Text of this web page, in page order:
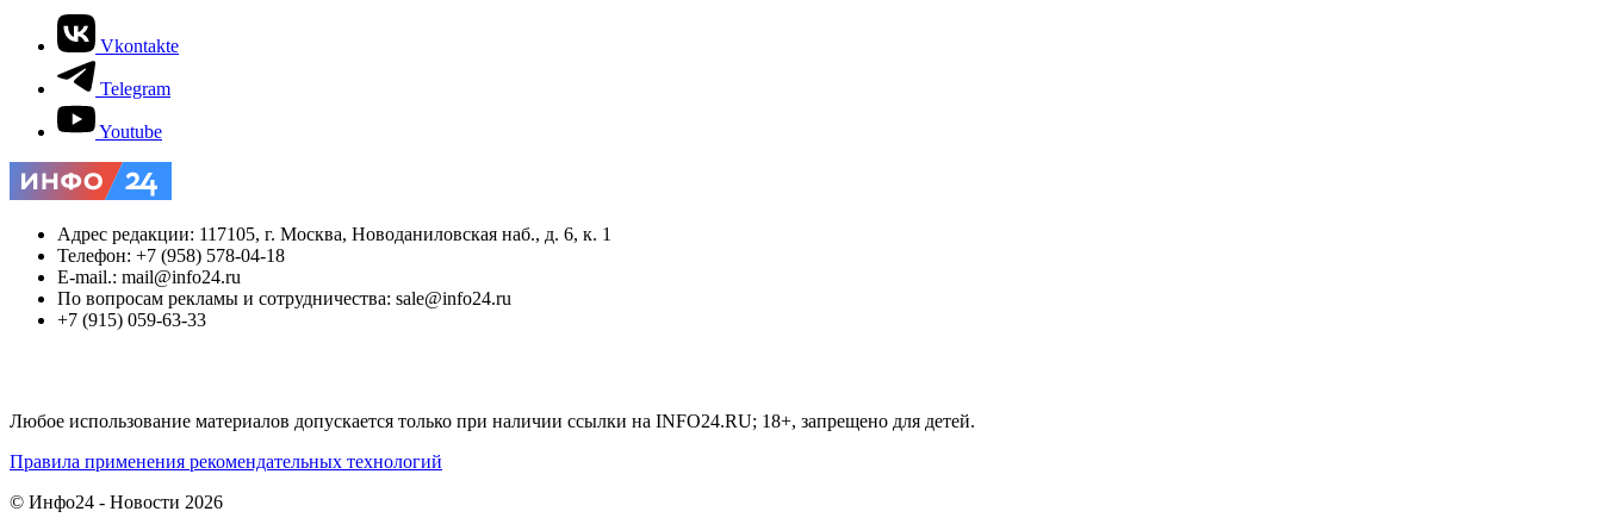
Vkontakte
Telegram
Youtube
Адрес редакции: 117105, г. Москва, Новоданиловская наб., д. 6, к. 1
Телефон: +7 (958) 578-04-18
E-mail.: mail@info24.ru
По вопросам рекламы и сотрудничества: sale@info24.ru
+7 (915) 059-63-33
Любое использование материалов допускается только при наличии ссылки на INFO24.RU; 18+, запрещено для детей.
Правила применения рекомендательных технологий
© Инфо24 - Новости 2026